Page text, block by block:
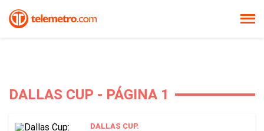
DALLAS CUP - PÁGINA 1
DALLAS CUP.